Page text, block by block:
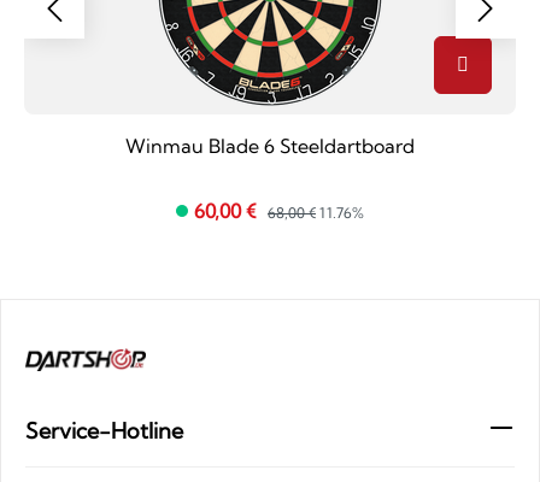
Winmau Blade 6 Steeldartboard
60,00 € 68,00 € 11.76%
Service-Hotline